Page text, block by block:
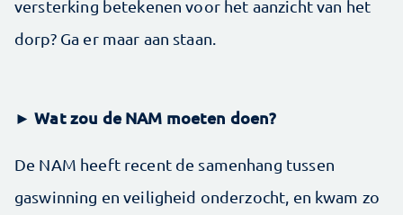
versterking betekenen voor het aanzicht van het
dorp? Ga er maar aan staan.
► Wat zou de NAM moeten doen?
De NAM heeft recent de samenhang tussen
gaswinning en veiligheid onderzocht, en kwam zo